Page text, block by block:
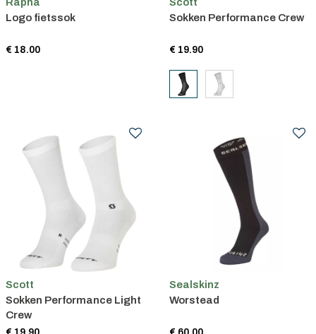
Logo fietssok
€ 18.00
Sokken Performance Crew
€ 19.90
Scott
Sokken Performance Light
Crew
Sealskinz
Worstead